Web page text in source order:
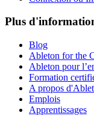
Plus
Blog
Ableton for the
Ableton pour
Formation
A propos
Emplois
Apprentissages